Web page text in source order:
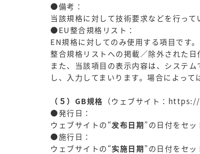
●備考：
当該規格に対して技術要求などを行って
●EU整合規格リスト：
EN規格に対してのみ使用する項目です
整合規格リストへの掲載／除外された日
また、当該項目の表示内容は、システ
し、入力してまいります。場合によっ
（５）GB規格 （ウェブサイト：
●発行日：
ウェブサイトの“发布日期”の日付をセッ
●施行日：
ウェブサイトの“实施日期”の日付をセッ